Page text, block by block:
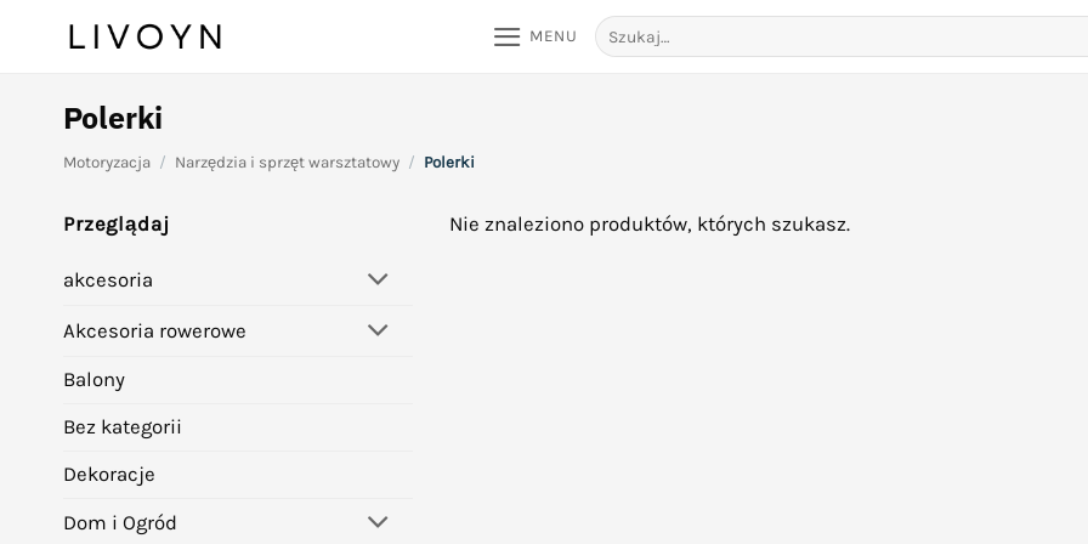
MENU
Szukaj:
Polerki
Motoryzacja / Narzędzia i sprzęt warsztatowy / Polerki
Przeglądaj
akcesoria
Akcesoria rowerowe
Balony
Bez kategorii
Dekoracje
Dom i Ogród
Nie znaleziono produktów, których szukasz.